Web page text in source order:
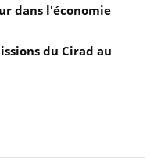
dans l'économie
ns du Cirad au